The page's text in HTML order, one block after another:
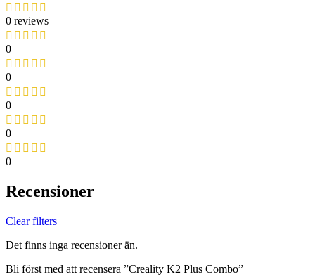
0 reviews
0
0
0
0
0
Recensioner
Clear filters
Det finns inga recensioner än.
Bli först med att recensera ”Creality K2 Plus Combo”